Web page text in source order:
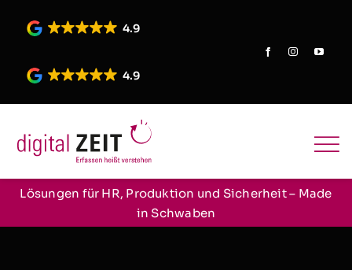
4.9
4.9
Lösungen für HR, Produktion und Sicherheit – Made
in Schwaben